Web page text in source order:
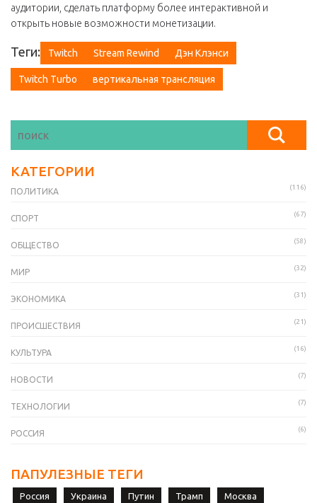
аудитории, сделать платформу более интерактивной и
открыть новые возможности монетизации.
Теги: Twitch Stream Rewind Дэн Клэнси
Twitch Turbo вертикальная трансляция
КАТЕГОРИИ
ПОЛИТИКА (116)
СПОРТ (67)
ОБЩЕСТВО (58)
МИР (32)
ЭКОНОМИКА (31)
ПРОИСШЕСТВИЯ (21)
КУЛЬТУРА (16)
НОВОСТИ (7)
ТЕХНОЛОГИИ (7)
РОССИЯ (6)
ПАПУЛЕЗНЫЕ ТЕГИ
Россия Украина Путин Трамп Москва